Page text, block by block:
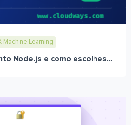
Machine Learning
Node.js e como escolhes...